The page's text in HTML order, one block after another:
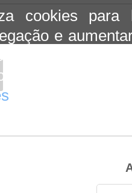
cookies para
e
basta
a